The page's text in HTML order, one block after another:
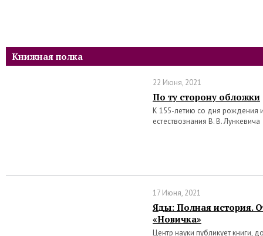
Книжная полка
22 Июня, 2021
По ту сторону обложки
К 155-летию со дня рождения
естествознания В. В. Лункевича
17 Июня, 2021
Яды: Полная история.
«Новичка»
Центр науки публикует книги,